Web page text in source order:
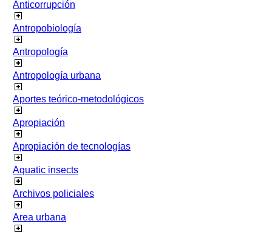
Anticorrupción
Antropobiología
Antropología
Antropología urbana
Aportes teórico-metodológicos
Apropiación
Apropiación de tecnologías
Aquatic insects
Archivos policiales
Area urbana